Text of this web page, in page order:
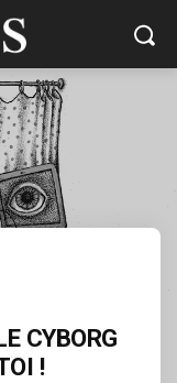
CYBORG
!